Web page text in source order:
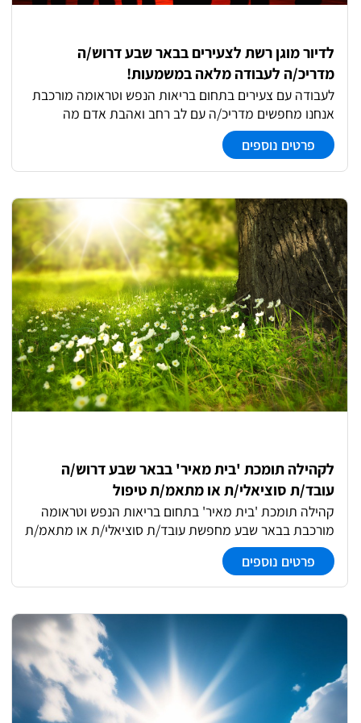
לדיור מוגן רשת לצעירים בבאר שבע דרוש/ה
מדריכ/ה לעבודה מלאה במשמעות!
לעבודה עם צעירים בתחום בריאות הנפש וטראומה מורכבת
אנחנו מחפשים מדריכ/ה עם לב רחב ואהבת אדם מה
בתפקיד? ליווי וסיוע למתמודדים בפיתוח מיומנויות אישיות,
עבודה עם צוות וותיק ומקצועי, בניה ועבודה על תוכנית
השיקום של המתמודד/ת וניהול עצמי במגוון תחומי החיים.
אפשרויות פיתוח וקידום סבסוד לימודים לתואר טיפולי
המלצה לתואר שני ועוד!
פרטים נוספים
לקהילה תומכת 'בית מאיר' בבאר שבע דרוש/ה
עובד/ת סוציאלי/ת או מתאמ/ת טיפול
קהילה תומכת 'בית מאיר' בתחום בריאות הנפש וטראומה
מורכבת בבאר שבע מחפשת עובד/ת סוציאלי/ת או מתאמ/ת
טיפול לעבודה מלאה במשמעות עבודה עם צוות מוביל
ומקצועי בתחום בריאות הנפש וטראומה!! עבודה מול גורמים
בקהילה, הדרכת צוות מדריכים ועוד תנאים: מענק של 2,000
וקידום למתאימים/ות! סבסוד לימודים המלצה חמה לתואר
פרטים נוספים